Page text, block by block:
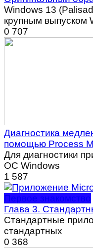
Windows 13
крупным выпуском
0 707
Диагностика
помощью Process
Для диагностики
ОС Windows
1 587
Первое знакомство
Глава 3.
Стандартные
стандартных
0 368